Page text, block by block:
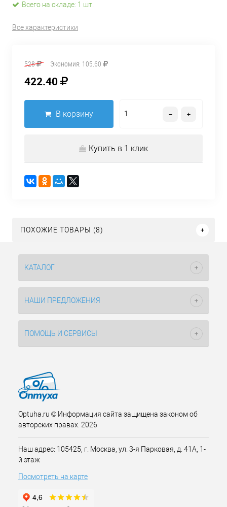
Всего на складе: 1 шт.
Все характеристики
528 Экономия: 105.60
422.40
В корзину
Купить в 1 клик
ПОХОЖИЕ ТОВАРЫ (8)
КАТАЛОГ
НАШИ ПРЕДЛОЖЕНИЯ
ПОМОЩЬ И СЕРВИСЫ
Optuha.ru © Информация сайта защищена законом об
авторских правах. 2026
Наш адрес: 105425, г. Москва, ул. 3-я Парковая, д. 41А, 1-
й этаж
Посмотреть на карте